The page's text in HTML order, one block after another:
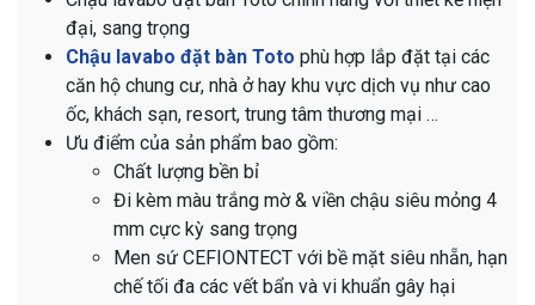
đại, sang trọng
Chậu lavabo đặt bàn Toto phù hợp lắp đặt tại các
căn hộ chung cư, nhà ở hay khu vực dịch vụ như cao
ốc, khách sạn, resort, trung tâm thương mại …
Ưu điểm của sản phẩm bao gồm:
Chất lượng bền bỉ
Đi kèm màu trắng mờ & viền chậu siêu mỏng 4
mm cực kỳ sang trọng
Men sứ CEFIONTECT với bề mặt siêu nhẵn, hạn
chế tối đa các vết bẩn và vi khuẩn gây hại